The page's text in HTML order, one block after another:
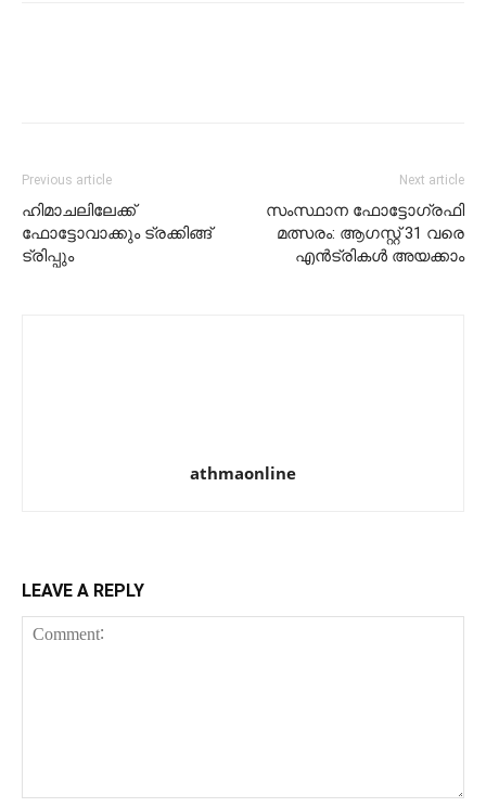
Previous article
ഹിമാചലിലേക്ക്
ഫോട്ടോവാക്കും ട്രക്കിങ്ങ്
ട്രിപ്പും
Next article
സംസ്ഥാന ഫോട്ടോഗ്രഫി
മത്സരം: ആഗസ്റ്റ് 31 വരെ
എന്‍ട്രികള്‍ അയക്കാം
athmaonline
LEAVE A REPLY